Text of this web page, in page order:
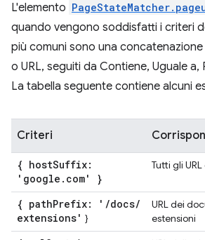
L'elemento
quando vengono soddisfatti i criteri
più comuni sono una
o URL, seguiti da Contiene, Uguale a,
La tabella seguente contiene alcuni
Criteri
{ hostSuffix:
'google . com' }
Tutti gli
{ pathPrefix: ' /docs/
extensions' }
URL dei
estensioni